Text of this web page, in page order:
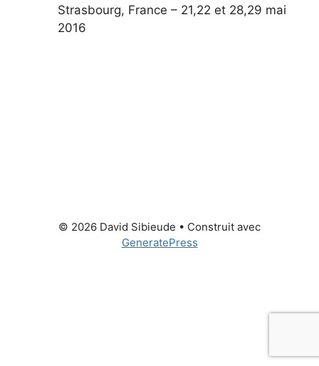
Strasbourg, France – 21,22 et 28,29 mai
2016
© 2026 David Sibieude • Construit avec
GeneratePress